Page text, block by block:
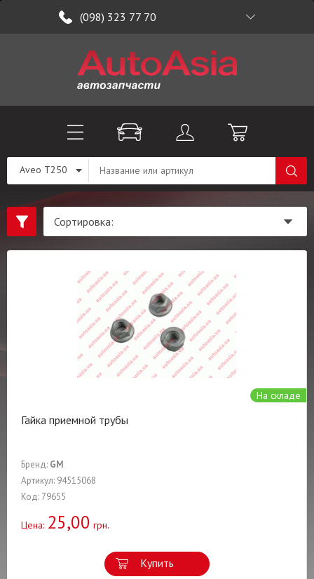
(098) 323 77 70
Aveo T250
На складе
Гайка приемной трубы
Бренд: GM
Артикул: 94515068
Код: 79655
Цена: 25,00 грн.
Купить